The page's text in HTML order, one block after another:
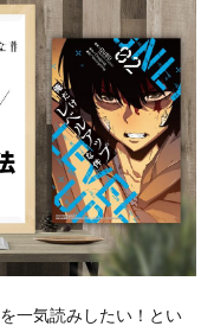
一気読みしたい！とい